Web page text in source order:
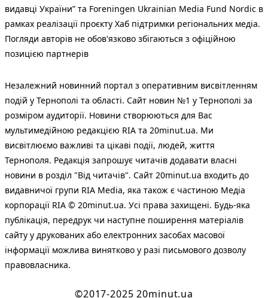
видавці України” та Foreningen Ukrainian Media Fund Nordic в
рамках реалізації проєкту Хаб підтримки регіональних медіа.
Погляди авторів не обов'язково збігаються з офіційною
позицією партнерів
Незалежний новинний портал з оперативним висвітленням
подій у Тернополі та області. Сайт новин №1 у Тернополі за
розміром аудиторії. Новини створюються для Вас
мультимедійною редакцією RIA та 20minut.ua. Ми
висвітлюємо важливі та цікаві події, людей, життя
Тернополя. Редакція запрошує читачів додавати власні
новини в розділ "Від читачів". Сайт 20minut.ua входить до
видавничої групи RIA Media, яка також є частиною Медіа
корпорації RIA © 20minut.ua. Усі права захищені. Будь-яка
публiкацiя, передрук чи наступне поширення матеріалів
сайту у друкованих або електронних засобах масової
інформації можлива винятково у разі письмового дозволу
правовласника.
©2017-2025 20minut.ua